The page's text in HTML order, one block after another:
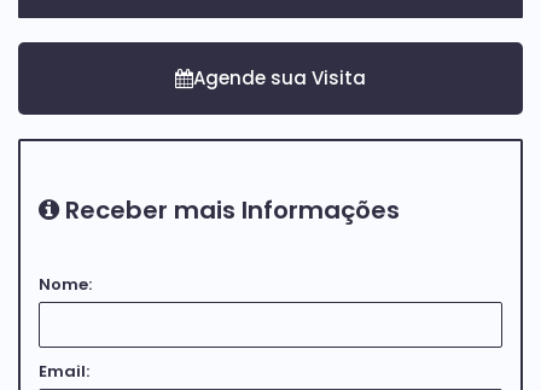
Receber mais Informações
Nome:
Email: